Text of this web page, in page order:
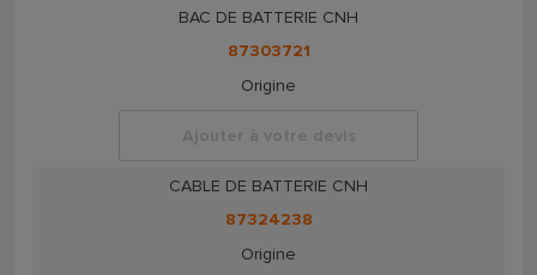
BAC DE BATTERIE CNH
87303721
Origine
Ajouter à votre devis
CABLE DE BATTERIE CNH
87324238
Origine